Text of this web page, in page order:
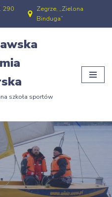
290
Zegrze, „Zielona
Binduga”
szkoła sportów